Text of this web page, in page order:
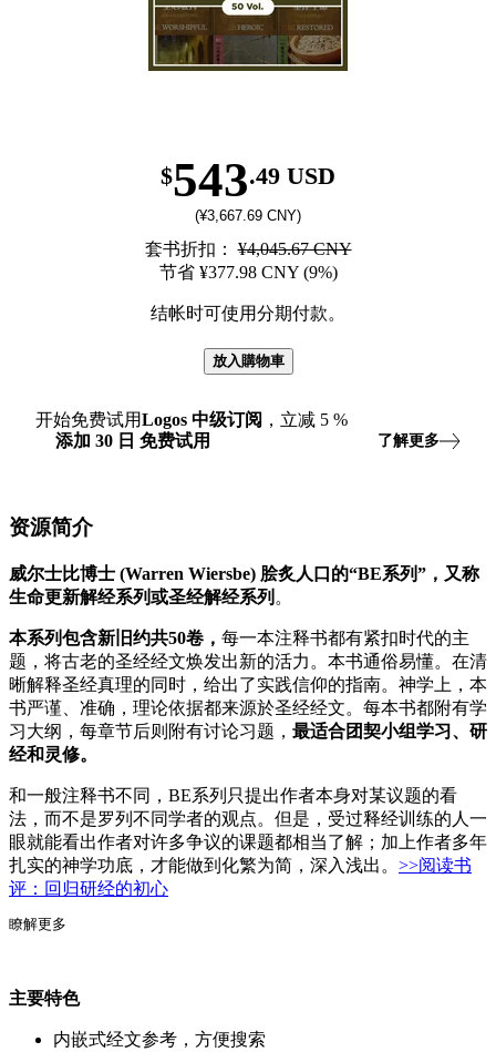
$543.49 USD
(¥3,667.69 CNY)
套书折扣：¥4,045.67 CNY
节省 ¥377.98 CNY (9%)
结帐时可使用分期付款。
放入購物車
开始免费试用Logos 中级订阅 ，立减 5 %
添加 30 日 免费试用 了解更多
资源简介
威尔士比博士 (Warren Wiersbe) 脍炙人口的“BE系列”，又称
生命更新解经系列或圣经解经系列 。
本系列包含新旧约共50卷， 每一本注释书都有紧扣时代的主
题，将古老的圣经经文焕发出新的活力。本书通俗易懂。在清
晰解释圣经真理的同时，给出了实践信仰的指南。神学上，本
书严谨、准确，理论依据都来源於圣经经文。每本书都附有学
习大纲，每章节后则附有讨论习题， 最适合团契小组学习、研
经和灵修。
和一般注释书不同，BE系列只提出作者本身对某议题的看
法，而不是罗列不同学者的观点。但是，受过释经训练的人一
眼就能看出作者对许多争议的课题都相当了解；加上作者多年
扎实的神学功底，才能做到化繁为简，深入浅出。 >>阅读书
评：回归研经的初心
瞭解更多
主要特色
内嵌式经文参考，方便搜索